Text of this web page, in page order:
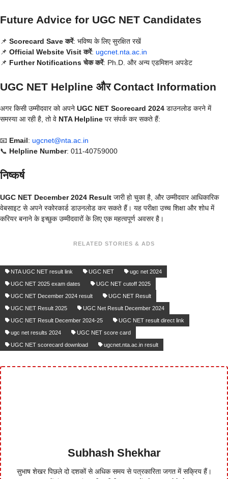
Future Advice for UGC NET Candidates
📌 Scorecard Save करें: भविष्य के लिए सुरक्षित रखें
📌 Official Website Visit करें: ugcnet.nta.ac.in
📌 Further Notifications चेक करें: Ph.D. और अन्य एडमिशन अपडेट
UGC NET Helpline और Contact Information
अगर किसी उम्मीदवार को अपने UGC NET Scorecard 2024 डाउनलोड करने में
समस्या आ रही है, तो वे NTA Helpline पर संपर्क कर सकते हैं:
📧 Email: ugcnet@nta.ac.in
📞 Helpline Number: 011-40759000
निष्कर्ष
UGC NET December 2024 Result जारी हो चुका है, और उम्मीदवार आधिकारिक
वेबसाइट से अपने स्कोरकार्ड डाउनलोड कर सकते हैं। यह परीक्षा उच्च शिक्षा और शोध में
करियर बनाने के इच्छुक उम्मीदवारों के लिए एक महत्वपूर्ण अवसर है।
RELATED STORIES & ADS
NTA UGC NET result link UGC NET
ugc net 2024
UGC NET 2025 exam dates
UGC NET cutoff 2025
UGC NET December 2024 result
UGC NET Result
UGC NET Result 2025
UGC Net Result December 2024
UGC NET Result December 2024-25
UGC NET result direct link
ugc net results 2024
UGC NET score card
UGC NET scorecard download
ugcnet.nta.ac.in result
Subhash Shekhar
सुभाष शेखर पिछले दो दशकों से अधिक समय से पत्रकारिता जगत में सक्रिय हैं।